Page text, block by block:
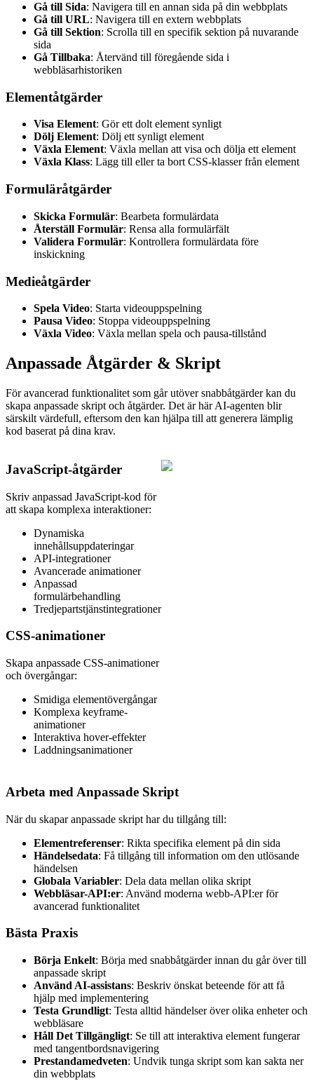
Gå till Sida: Navigera till en annan sida på din webbplats
Gå till URL: Navigera till en extern webbplats
Gå till Sektion: Scrolla till en specifik sektion på nuvarande
sida
Gå Tillbaka: Återvänd till föregående sida i
webbläsarhistoriken
Elementåtgärder
Visa Element: Gör ett dolt element synligt
Dölj Element: Dölj ett synligt element
Växla Element: Växla mellan att visa och dölja ett element
Växla Klass: Lägg till eller ta bort CSS-klasser från element
Formuläråtgärder
Skicka Formulär: Bearbeta formulärdata
Återställ Formulär: Rensa alla formulärfält
Validera Formulär: Kontrollera formulärdata före
inskickning
Medieåtgärder
Spela Video: Starta videouppspelning
Pausa Video: Stoppa videouppspelning
Växla Video: Växla mellan spela och pausa-tillstånd
Anpassade Åtgärder & Skript
För avancerad funktionalitet som går utöver snabbåtgärder kan du
skapa anpassade skript och åtgärder. Det är här AI-agenten blir
särskilt värdefull, eftersom den kan hjälpa till att generera lämplig
kod baserat på dina krav.
JavaScript-åtgärder
Skriv anpassad JavaScript-kod för
att skapa komplexa interaktioner:
Dynamiska
innehållsuppdateringar
API-integrationer
Avancerade animationer
Anpassad
formulärbehandling
Tredjepartstjänstintegrationer
CSS-animationer
Skapa anpassade CSS-animationer
och övergångar:
Smidiga elementövergångar
Komplexa keyframe-
animationer
Interaktiva hover-effekter
Laddningsanimationer
Arbeta med Anpassade Skript
När du skapar anpassade skript har du tillgång till:
Elementreferenser: Rikta specifika element på din sida
Händelsedata: Få tillgång till information om den utlösande
händelsen
Globala Variabler: Dela data mellan olika skript
Webbläsar-API:er: Använd moderna webb-API:er för
avancerad funktionalitet
Bästa Praxis
Börja Enkelt: Börja med snabbåtgärder innan du går över till
anpassade skript
Använd AI-assistans: Beskriv önskat beteende för att få
hjälp med implementering
Testa Grundligt: Testa alltid händelser över olika enheter och
webbläsare
Håll Det Tillgängligt: Se till att interaktiva element fungerar
med tangentbordsnavigering
Prestandamedveten: Undvik tunga skript som kan sakta ner
din webbplats